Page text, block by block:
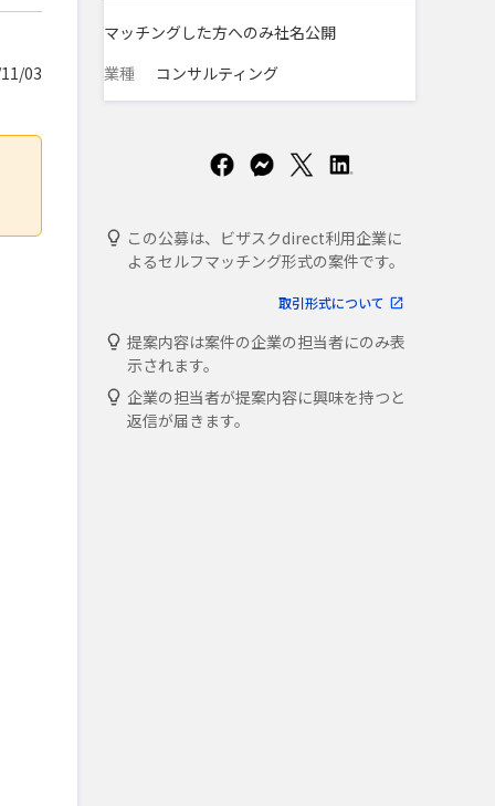
03
マッチングした方へのみ社名公開
業種
コンサルティング
この公募は、ビザスクdirect利用企業に
よるセルフマッチング形式の案件です。
取引形式について
提案内容は案件の企業の担当者にのみ表
示されます。
企業の担当者が提案内容に興味を持つと
返信が届きます。